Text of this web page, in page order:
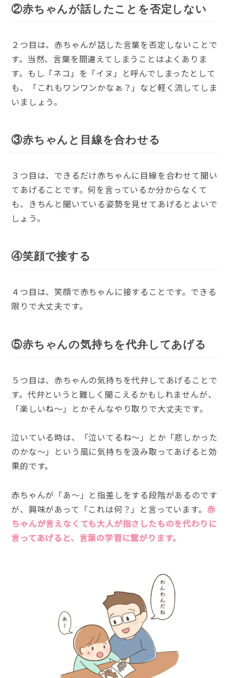
②赤ちゃんが話したことを否定しない
２つ目は、赤ちゃんが話した言葉を否定しないことで
す。当然、言葉を間違えてしまうことはよくありま
す。もし「ネコ」を「イヌ」と呼んでしまったとして
も、「これもワンワンかなぁ？」など軽く流してしま
いましょう。
③赤ちゃんと目線を合わせる
３つ目は、できるだけ赤ちゃんに目線を合わせて聞い
てあげることです。何を言っているか分からなくて
も、きちんと聞いている姿勢を見せてあげるとよいで
しょう。
④笑顔で接する
４つ目は、笑顔で赤ちゃんに接することです。できる
限りで大丈夫です。
⑤赤ちゃんの気持ちを代弁してあげる
５つ目は、赤ちゃんの気持ちを代弁してあげることで
す。代弁というと難しく聞こえるかもしれませんが、
「楽しいね〜」とかそんなやり取りで大丈夫です。
泣いている時は、「泣いてるね〜」とか「悲しかった
のかな〜」という風に気持ちを汲み取ってあげると効
果的です。
赤ちゃんが「あ〜」と指差しをする段階があるのです
が、興味があって「これは何？」と言っています。 赤
ちゃんが言えなくても大人が指さしたものを代わりに
言ってあげると、言葉の学習に繋がります。